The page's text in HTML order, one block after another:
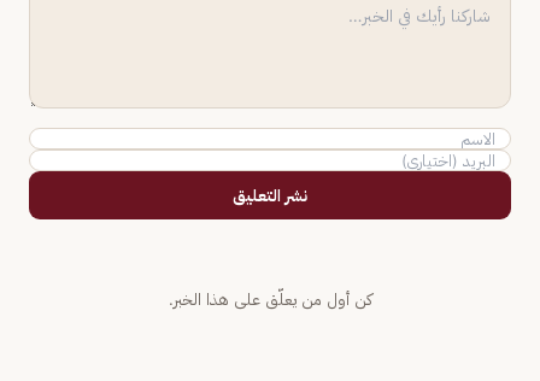
نشر التعليق
كن أول من يعلّق على هذا الخبر.